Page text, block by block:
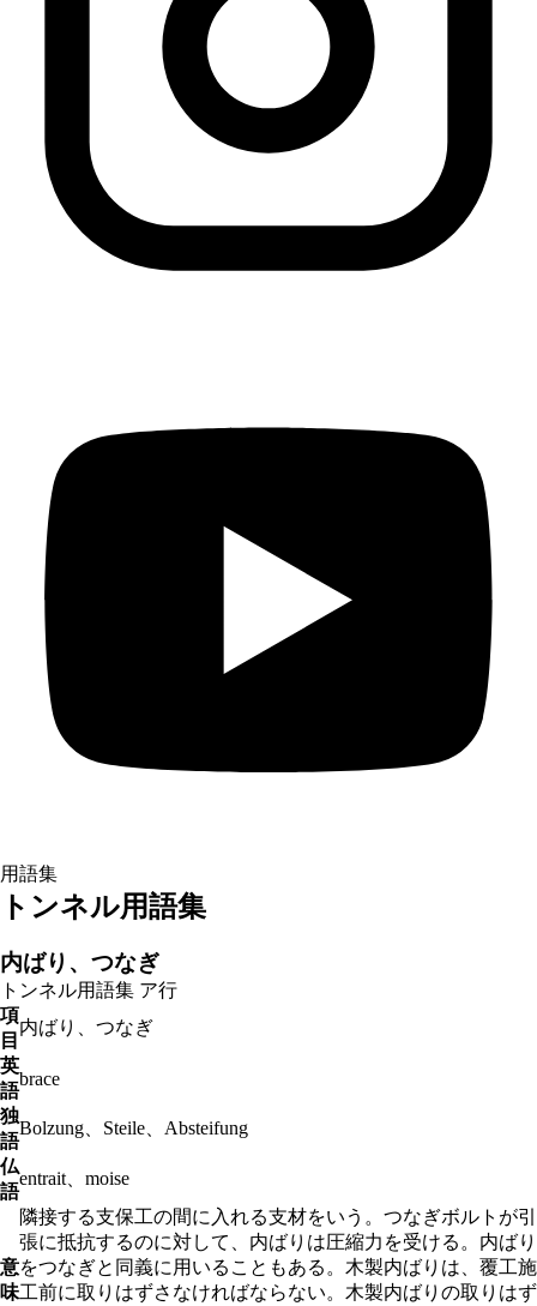
用語集
トンネル用語集
内ばり、つなぎ
トンネル用語集 ア行
項
目
内ばり、つなぎ
英
語
brace
独
語
Bolzung、Steile、Absteifung
仏
語
entrait、moise
意
味
隣接する支保工の間に入れる支材をいう。つなぎボルトが引
張に抵抗するのに対して、内ばりは圧縮力を受ける。内ばり
をつなぎと同義に用いることもある。木製内ばりは、覆工施
工前に取りはずさなければならない。木製内ばりの取りはず